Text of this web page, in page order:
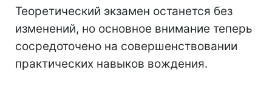
Теоретический экзамен останется без
изменений, но основное внимание теперь
сосредоточено на совершенствовании
практических навыков вождения.